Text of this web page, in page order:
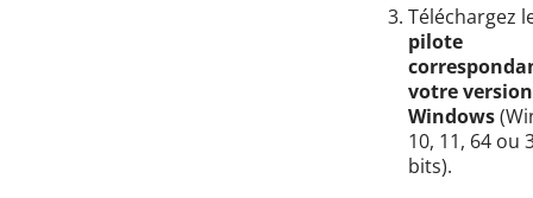
Téléchargez
pilote
votre
Windows
10, 11, 64 ou
bits).